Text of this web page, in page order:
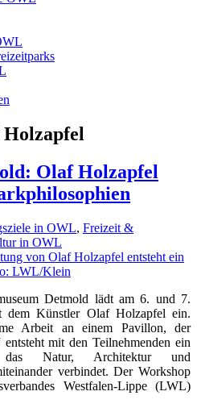
Olaf Holzapfel
in OWL, Freizeit &
in OWL
Detmold lädt am 6. und 7.
dem Künstler Olaf Holzapfel ein.
Arbeit an einem Pavillon, der
mit den Teilnehmenden ein
das Natur, Architektur und
verbindet. Der Workshop
Westfalen-Lippe (LWL)